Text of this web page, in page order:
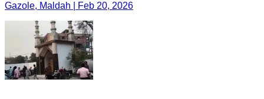
Gazole, Maldah | Feb 20, 2026